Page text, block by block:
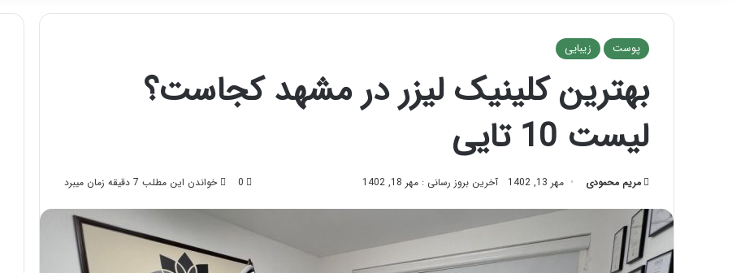
پوست زیبایی
بهترین کلینیک لیزر در مشهد کجاست؟
لیست 10 تایی
مریم محمودی مهر 13, 1402 آخرین بروز رسانی : مهر 18, 1402 0 خواندن این مطلب 7 دقیقه زمان میبرد
نحوه
ماساژ
صورت
بعد
تزریق
بایدها
نبایدهای
آن!
تیر 28, 1404
نحوه ماساژ صورت بعد از تزریق چربی؛
بایدها و نبایدهای آن!
آموزش
شکستن
آموزش شکستن قولنج در خانه